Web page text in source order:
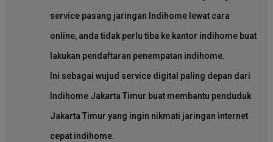
service pasang jaringan Indihome lewat cara
online, anda tidak perlu tiba ke kantor indihome buat
lakukan pendaftaran penempatan indihome.
Ini sebagai wujud service digital paling depan dari
Indihome Jakarta Timur buat membantu penduduk
Jakarta Timur yang ingin nikmati jaringan internet
cepat indihome.